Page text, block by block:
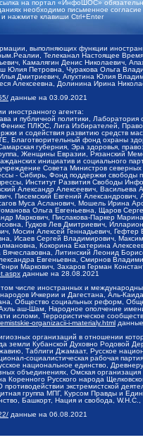
на портал «ИнфоШОС»
необходимо письменное
нажмите клавиши Ctrl+Enter
выполняющих функции
Телеканал Настоящее
Камалягин Денис Николаевич,
Юлия Петровна, Чуракова Ольга
Дмитриевич, Апухтина Юлия
Алексеевна, Долинина Ирина
данные на 03.09.2021
иностранного агента:
и публичной политики,
ПЛЮС, Лига Избирателей,
и содействия развитию средств
Благотворительный фонд охраны
губерния, Эра здоровья,
Женщины Евразии, Рязанский
инициатив и социального
Совета Министров северных
- Сибирь, Фонд поддержки
Институт Развития Свободы
Александр Алексеевич,
Писемский Евгений
Муса Асланович, Мошель Ирина
Ольга Евгеньевна, Щаров
Маркович, Пислакова-Паркер
Гудков Лев Дмитриевич,
Мосин Алексей Геннадьевич,
Исаев Сергей Владимирович,
Кокорина Екатерина
Литинский Леонид
Евгеньевна, Смирнов
Маркович, Захаров Герман
данные на 28.08.2021
числе иностранных и
Ичкерии и Дагестана, Аль-
Общество социальных реформ,
аш-Шам, Народное ополчение
исломи, Террористическое
organizacii-i-materialy.html
организаций в отношении
земли Кубанской Духовно Родовой
Таблиги Джамаат, Русское
социалистическая рабочая
национальное единство,
объединениях, Омская
Коренного Русского народа
экстремистской
группа МПГ, Курсом Правды и
Башкорт, Нация и свобода,
данные на 06.08.2021